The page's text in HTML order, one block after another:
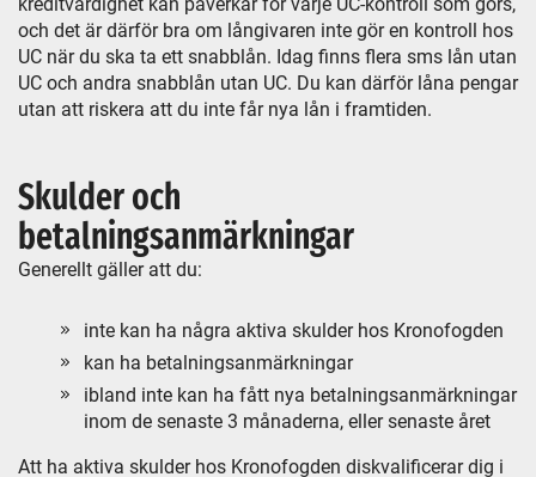
och det är därför bra om långivaren inte gör en kontroll hos
UC när du ska ta ett snabblån. Idag finns flera sms lån utan
UC och andra snabblån utan UC. Du kan därför låna pengar
utan att riskera att du inte får nya lån i framtiden.
Skulder och
betalningsanmärkningar
Generellt gäller att du:
inte kan ha några aktiva skulder hos Kronofogden
kan ha betalningsanmärkningar
ibland inte kan ha fått nya betalningsanmärkningar
inom de senaste 3 månaderna, eller senaste året
Att ha aktiva skulder hos Kronofogden diskvalificerar dig i